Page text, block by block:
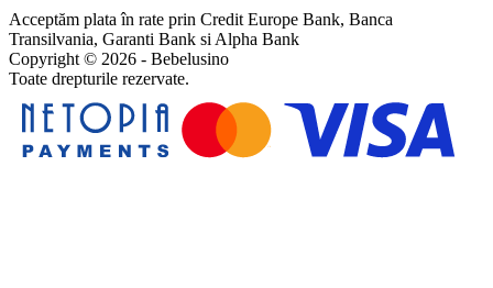
Acceptăm plata în rate prin Credit Europe Bank, Banca
Transilvania, Garanti Bank si Alpha Bank
Copyright © 2026 - Bebelusino
Toate drepturile rezervate.